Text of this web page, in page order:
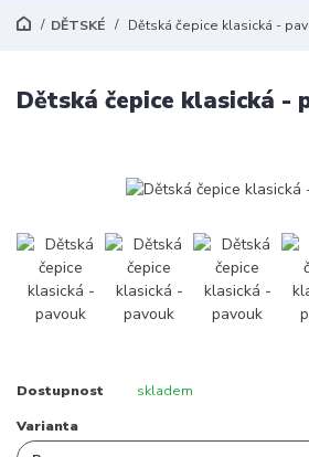
DĚTSKÉ Dětská čepice klasická -
Dětská čepice klasická -
Dostupnost skladem
Varianta